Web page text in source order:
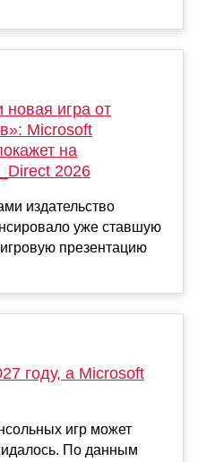
новая игра от
Microsoft
на
2026
издательство
уже ставшую
презентацию
году, а Microsoft
игр может
По данным